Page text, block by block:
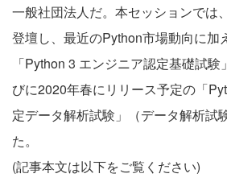
一般社団法人だ。本セッションでは
登壇し、最近のPython市場動向に加
「Python 3 エンジニア認定基礎試
びに2020年春にリリース予定の「
定データ解析試験」（データ解析試
た。
(記事本文は以下をご覧ください)